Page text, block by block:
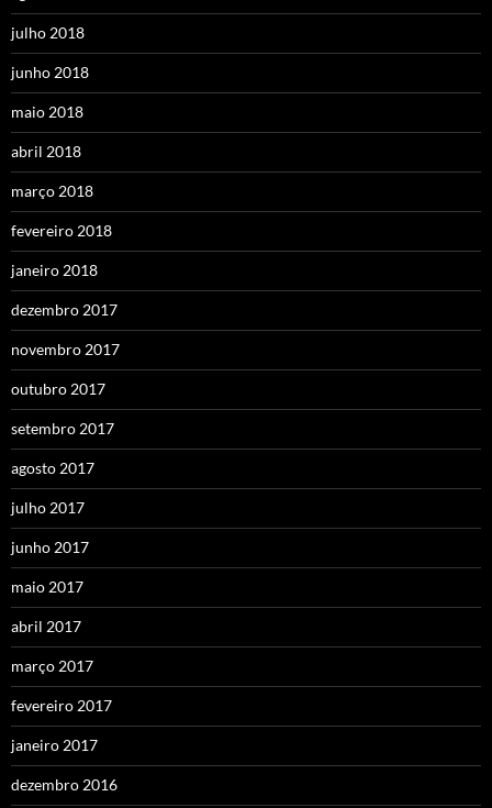
julho 2018
junho 2018
maio 2018
abril 2018
março 2018
fevereiro 2018
janeiro 2018
dezembro 2017
novembro 2017
outubro 2017
setembro 2017
agosto 2017
julho 2017
junho 2017
maio 2017
abril 2017
março 2017
fevereiro 2017
janeiro 2017
dezembro 2016